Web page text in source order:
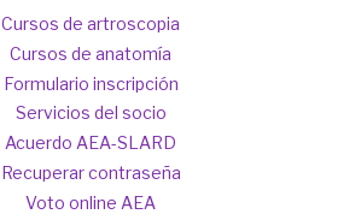
Cursos de artroscopia
Cursos de anatomía
Formulario inscripción
Servicios del socio
Acuerdo AEA-SLARD
Recuperar contraseña
Voto online AEA